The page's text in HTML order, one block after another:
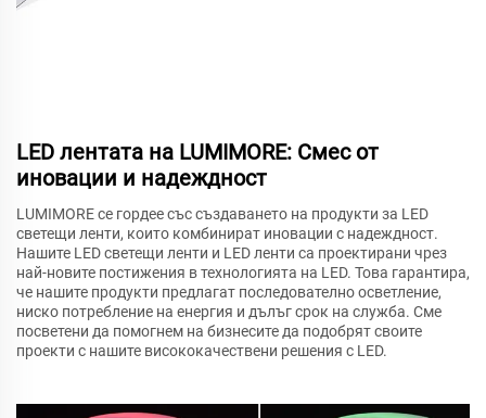
LED лентата на LUMIMORE: Смес от
иновации и надеждност
LUMIMORE се гордее със създаването на продукти за LED
светещи ленти, които комбинират иновации с надеждност.
Нашите LED светещи ленти и LED ленти са проектирани чрез
най-новите постижения в технологията на LED. Това гарантира,
че нашите продукти предлагат последователно осветление,
ниско потребление на енергия и дълъг срок на служба. Сме
посветени да помогнем на бизнесите да подобрят своите
проекти с нашите висококачествени решения с LED.